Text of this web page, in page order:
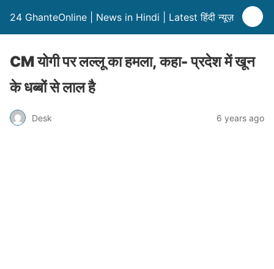
24 GhanteOnline | News in Hindi | Latest हिंदी न्यूज़
CM योगी पर लल्लू का हमला, कहा- प्रदेश में खून
के धब्बों से लाल है
Desk 6 years ago